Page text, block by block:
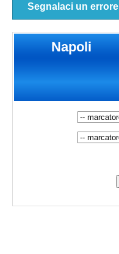
PRIMA
SECONDA
Segnalaci un errore
Napoli